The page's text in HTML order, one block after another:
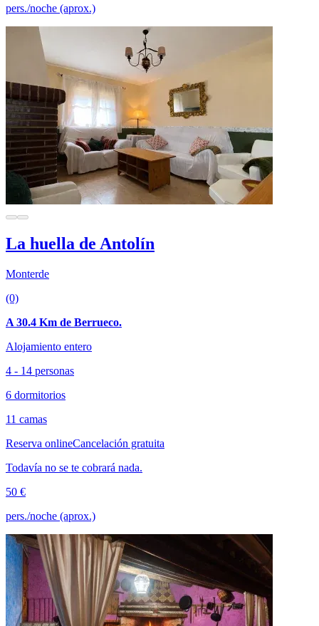
pers./noche (aprox.)
La huella de Antolín
Monterde
(0)
A 30.4 Km de Berrueco.
Alojamiento entero
4 - 14 personas
6 dormitorios
11 camas
Reserva onlineCancelación gratuita
Todavía no se te cobrará nada.
50 €
pers./noche (aprox.)